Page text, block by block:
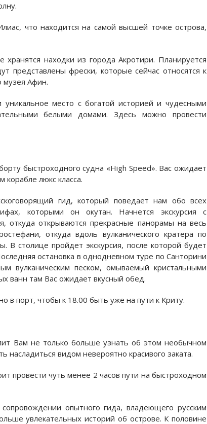
что находится на самой высшей точке острова,
находки из города Акротири. Планируется
представлены фрески, которые сейчас относятся к
музея Афин.
место с богатой историей и чудесными
белыми домами. Здесь можно провести
быстроходного судна «High Speed». Вас ожидает
корабле люкс класса.
гид, который поведает нам обо всех
которыми он окутан. Начнется экскурсия с
откуда открываются прекрасные панорамы на весь
откуда вдоль вулканического кратера по
столице пройдет экскурсия, после которой будет
остановка в однодневном туре по Санторини
вулканическим песком, омываемый кристальными
ванн там Вас ожидает вкусный обед.
в порт, чтобы к 18.00 быть уже на пути к Криту.
Вам не только больше узнать об этом необычном
насладиться видом невероятно красивого заката.
провести чуть менее 2 часов пути на быстроходном
опытного гида, владеющего русским
увлекательных историй об острове. К половине